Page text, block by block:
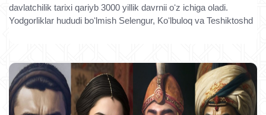
davlatchilik tarixi qariyb 3000 yillik davrnii oʻz ichiga oladi.
Yodgorliklar hududi boʻlmish Selengur, Koʻlbuloq va Teshiktoshd